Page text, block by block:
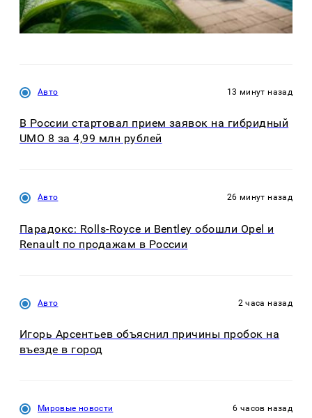
Авто 13 минут назад
В России стартовал прием заявок на гибридный
UMO 8 за 4,99 млн рублей
Авто 26 минут назад
Парадокс: Rolls-Royce и Bentley обошли Opel и
Renault по продажам в России
Авто 2 часа назад
Игорь Арсентьев объяснил причины пробок на
въезде в город
Мировые новости 6 часов назад